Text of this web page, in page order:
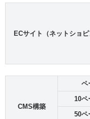
ECサイト（ネットショピ
CMS構築
ペ
10ペ
50ペ